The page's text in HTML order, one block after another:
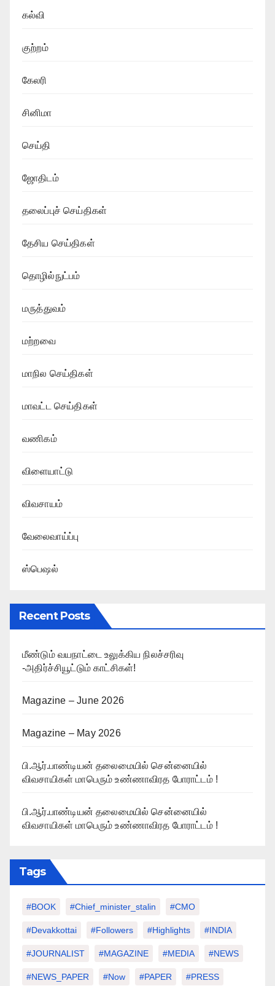
கல்வி
குற்றம்
கேலரி
சினிமா
செய்தி
ஜோதிடம்
தலைப்புச் செய்திகள்
தேசிய செய்திகள்
தொழில்நுட்பம்
மருத்துவம்
மற்றவை
மாநில செய்திகள்
மாவட்ட செய்திகள்
வணிகம்
விளையாட்டு
விவசாயம்
வேலைவாய்ப்பு
ஸ்பெஷல்
Recent Posts
மீண்டும் வயநாட்டை உலுக்கிய நிலச்சரிவு
-அதிர்ச்சியூட்டும் காட்சிகள்!
Magazine – June 2026
Magazine – May 2026
பி.ஆர்.பாண்டியன் தலைமையில் சென்னையில்
விவசாயிகள் மாபெரும் உண்ணாவிரத போராட்டம் !
பி.ஆர்.பாண்டியன் தலைமையில் சென்னையில்
விவசாயிகள் மாபெரும் உண்ணாவிரத போராட்டம் !
Tags
#BOOK #chief_minister_stalin #CMO
#devakkottai #followers #highlights #INDIA
#JOURNALIST #MAGAZINE #MEDIA #NEWS
#NEWS_PAPER #Now #PAPER #PRESS